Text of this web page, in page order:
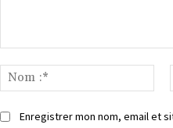
:*
Enregistrer mon nom, email et